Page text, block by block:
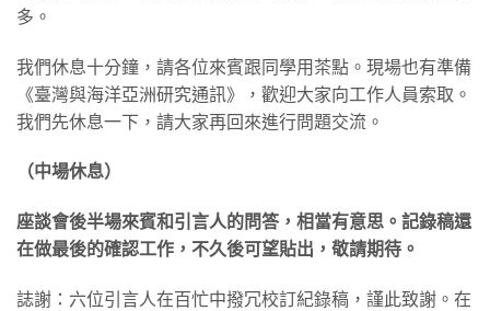
多。
我們休息十分鐘，請各位來賓跟同學用茶點。現場也有準備
《臺灣與海洋亞洲研究通訊》，歡迎大家向工作人員索取。
我們先休息一下，請大家再回來進行問題交流。
（中場休息）
座談會後半場來賓和引言人的問答，相當有意思。記錄稿還
在做最後的確認工作，不久後可望貼出，敬請期待。
誌謝：六位引言人在百忙中撥冗校訂紀錄稿，謹此致謝。在